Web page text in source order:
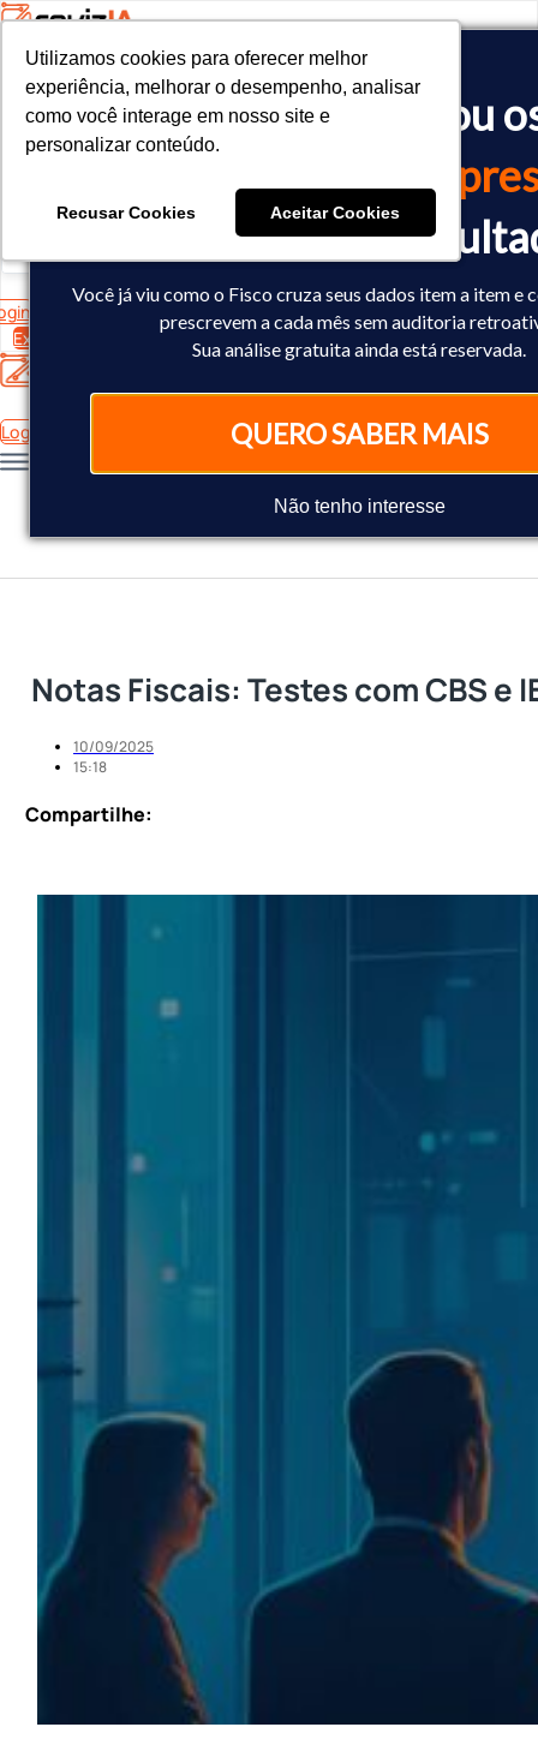
O Fisco já cruzou
dadosda sua
Você já sabe o
Você já viu como o Fisco cruza seus dados item a item e
prescrevem a cada mês sem auditoria
Sua análise gratuita ainda está reservada.
QUERO SABER MAIS
Não tenho interesse
Utilizamos cookies para oferecer melhor
experiência, melhorar o desempenho, analisar
como você interage em nosso site e
personalizar conteúdo.
Recusar Cookies Aceitar Cookies
Utilizamos cookies para oferecer melhor
experiência, melhorar o desempenho, analisar
como você interage em nosso site e
personalizar conteúdo.
Recusar Cookies Aceitar Cookies
<!-- Google tag (gtag.js) -->
<script async src="https://www.googletagmanager.com/gtag/
<script>
  window.dataLayer = window.dataLayer || [];
  gtag('config', 'AW-10793602440');
Experimente Grátis
Login
Notas Fiscais: Testes com CBS e
10/09/2025
15:18
Compartilhe: